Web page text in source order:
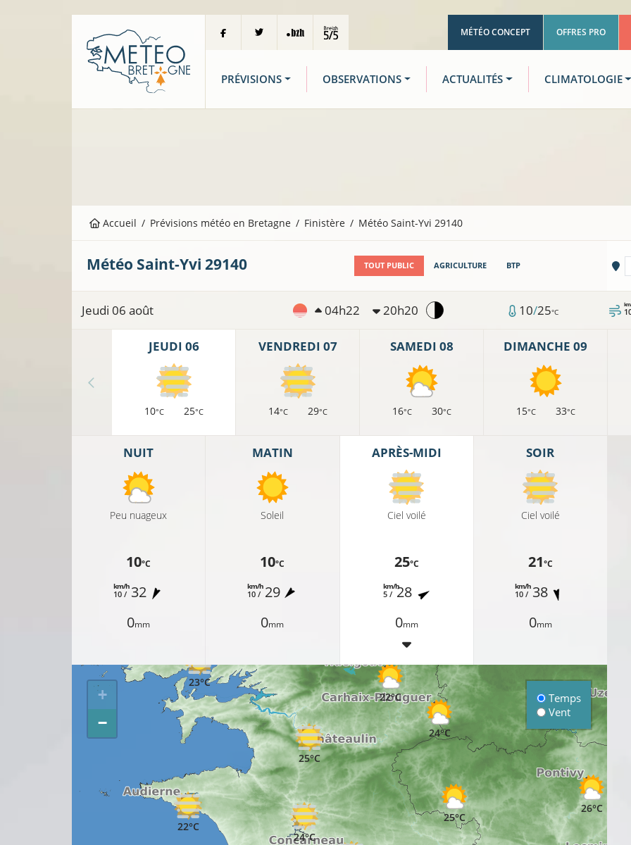
MÉTÉO CONCEPT OFFRES PRO
PRÉVISIONS OBSERVATIONS ACTUALITÉS CLIMATOLOGIE
Accueil Prévisions météo en Bretagne Finistère Météo Saint-Yvi 29140
Météo Saint-Yvi 29140 TOUT PUBLIC AGRICULTURE BTP
Jeudi 06 août 04h22 20h20 10/25°C
JEUDI 06
10°C 25°C
VENDREDI 07
14°C 29°C
SAMEDI 08
16°C 30°C
DIMANCHE 09
15°C 33°C
NUIT
Peu nuageux
10°C
10 /
km/h 32
0mm
MATIN
Soleil
10°C
10 /
km/h 29
0mm
APRÈS-MIDI
Ciel voilé
25°C
5 /
km/h28
0mm
SOIR
Ciel voilé
21°C
10 /
km/h 38
0mm
25°C
26°C
22°C
23°C
24°C
25°C
22°C
24°C
21°C
+
−
Temps
Vent